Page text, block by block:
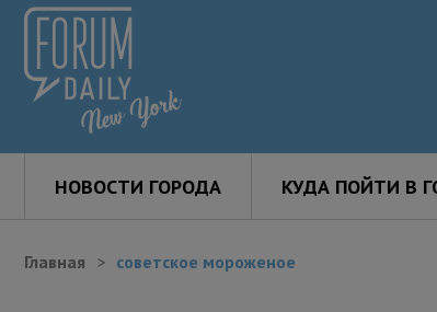
НОВОСТИ ГОРОДА КУДА ПОЙТИ В
Главная советское мороженое